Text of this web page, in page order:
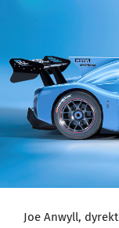
Joe Anwyll,